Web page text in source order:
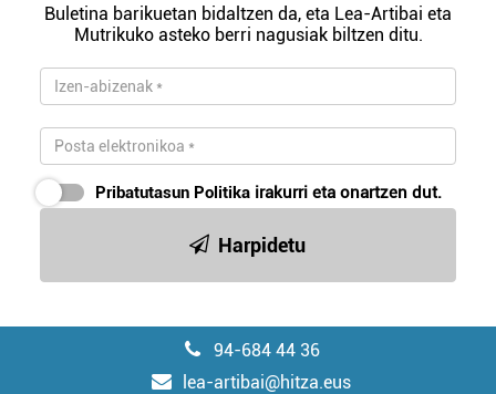
Buletina barikuetan bidaltzen da, eta Lea-Artibai eta
Mutrikuko asteko berri nagusiak biltzen ditu.
Pribatutasun Politika irakurri eta onartzen dut.
Harpidetu
94-684 44 36
lea-artibai@hitza.eus